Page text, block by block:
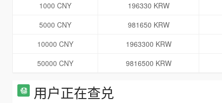
1000 CNY
196330 KRW
5000 CNY
981650 KRW
10000 CNY
1963300 KRW
50000 CNY
9816500 KRW
用户正在查兑